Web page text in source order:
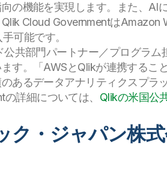
の機能を実現します。また、
Qlik Cloud GovernmentはAmazon
可能です。
公共部門パートナー／プログラ
す。「AWSとQlikが連携する
あるデータアナリティクスプラ
詳細については、 Qlikの米国公
ク・ジャパン株